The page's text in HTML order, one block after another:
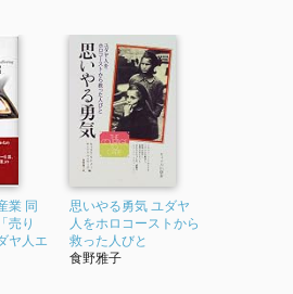
業 同
売り
ヤ人エ
思いやる勇気 ユダヤ
人をホロコーストから
救った人びと
食野雅子